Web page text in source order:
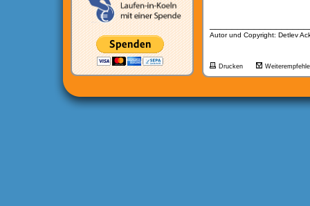
Autor und Copyright: Detlev
Drucken